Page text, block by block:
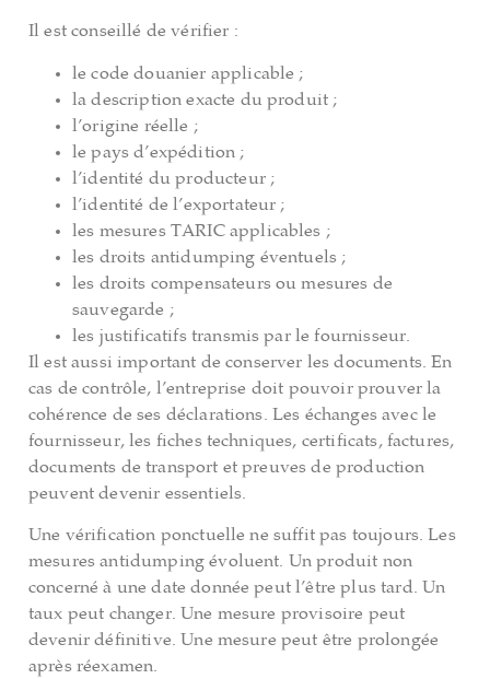
Il est conseillé de vérifier :
le code douanier applicable ;
la description exacte du produit ;
l’origine réelle ;
le pays d’expédition ;
l’identité du producteur ;
l’identité de l’exportateur ;
les mesures TARIC applicables ;
les droits antidumping éventuels ;
les droits compensateurs ou mesures de
sauvegarde ;
les justificatifs transmis par le fournisseur.
Il est aussi important de conserver les documents. En
cas de contrôle, l’entreprise doit pouvoir prouver la
cohérence de ses déclarations. Les échanges avec le
fournisseur, les fiches techniques, certificats, factures,
documents de transport et preuves de production
peuvent devenir essentiels.
Une vérification ponctuelle ne suffit pas toujours. Les
mesures antidumping évoluent. Un produit non
concerné à une date donnée peut l’être plus tard. Un
taux peut changer. Une mesure provisoire peut
devenir définitive. Une mesure peut être prolongée
après réexamen.